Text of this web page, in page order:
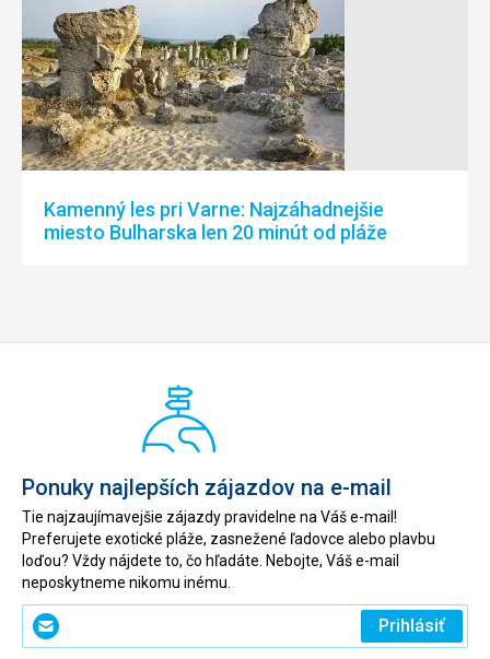
Kamenný les pri Varne: Najzáhadnejšie
miesto Bulharska len 20 minút od pláže
Ponuky najlepších zájazdov na e-mail
Tie najzaujímavejšie zájazdy pravidelne na Váš e-mail!
Preferujete exotické pláže, zasnežené ľadovce alebo plavbu
loďou? Vždy nájdete to, čo hľadáte. Nebojte, Váš e-mail
neposkytneme nikomu inému.
Zadajte
svoj
Prihlásiť